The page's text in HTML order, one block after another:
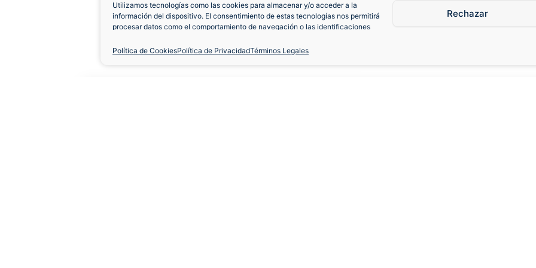
Utilizamos tecnologías como las cookies para almacenar y/o acceder a la
información del dispositivo. El consentimiento de estas tecnologías nos permitirá
procesar datos como el comportamiento de navegación o las identificaciones
negativamente a ciertas características y funciones.
Rechazar
Política de CookiesPolítica de PrivacidadTérminos Legales